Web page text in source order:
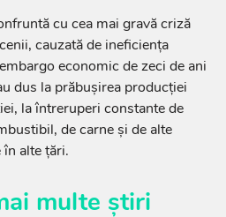
cu cea mai gravă criză
cauzată de ineficienţa
economic de zeci de ani
dus la prăbuşirea producţiei
la întreruperi constante de
de carne şi de alte
alte ţări.
multe știri